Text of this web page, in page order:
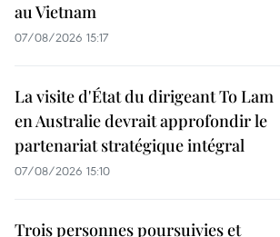
au Vietnam
07/08/2026 15:17
La visite d'État du dirigeant To Lam
en Australie devrait approfondir le
partenariat stratégique intégral
07/08/2026 15:10
Trois personnes poursuivies et